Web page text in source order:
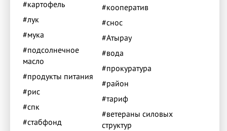
#картофель
#лук
#мука
#подсолнечное
масло
#продукты питания
#рис
#спк
#стабфонд
#кооператив
#снос
#Атырау
#вода
#прокуратура
#район
#тариф
#ветераны силовых
структур